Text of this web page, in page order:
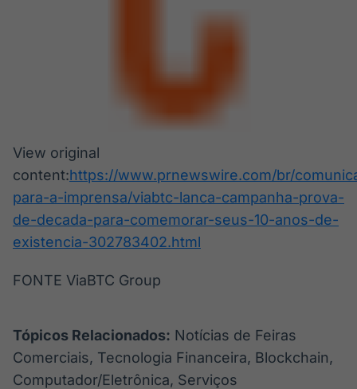
View original
content:https://www.prnewswire.com/br/
para-a-imprensa/viabtc-lanca-campanha-prova-
de-decada-para-comemorar-seus-10-anos-de-
existencia-302783402.html
FONTE ViaBTC Group
Tópicos Relacionados: Notícias de Feiras
Comerciais, Tecnologia Financeira, Blockchain,
Computador/Eletrônica, Serviços